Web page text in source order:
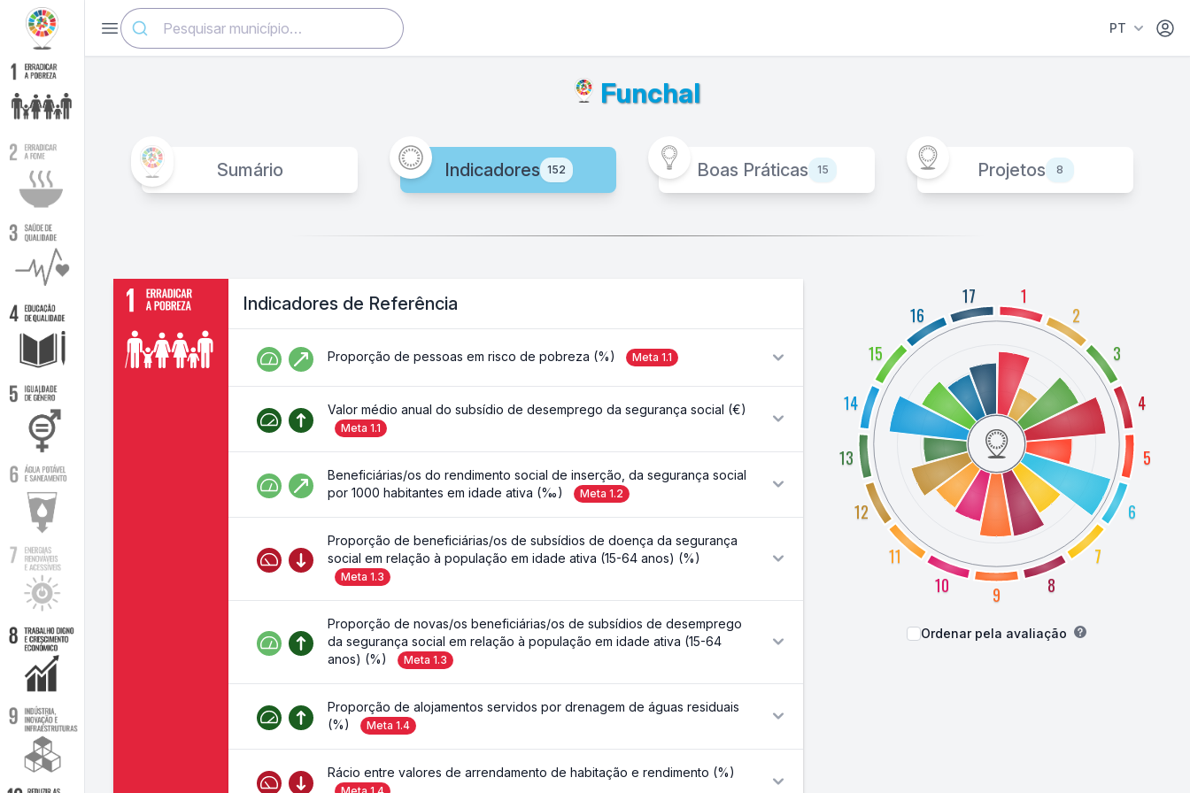
Abrir menu PT Área
Funchal
Sumário Indicadores 152 Boas Práticas 15 Projetos 8
Indicadores de Referência
Proporção de pessoas em risco de pobreza (%) Meta 1.1
Valor médio anual do subsídio de desemprego da segurança social (€)
Meta 1.1
Beneficiárias/os do rendimento social de inserção, da segurança social
por 1000 habitantes em idade ativa (‰)
Meta 1.2
Proporção de beneficiárias/os de subsídios de doença da segurança
social em relação à população em idade ativa (15-64 anos) (%)
Meta 1.3
Proporção de novas/os beneficiárias/os de subsídios de desemprego
da segurança social em relação à população em idade ativa (15-64
anos) (%)
Meta 1.3
Proporção de alojamentos servidos por drenagem de águas residuais
(%)
Meta 1.4
Rácio entre valores de arrendamento de habitação e rendimento (%)
1
2
3
4
5
6
7
8
9
10
11
12
13
14
15
16
17
Ordenar pela avaliação